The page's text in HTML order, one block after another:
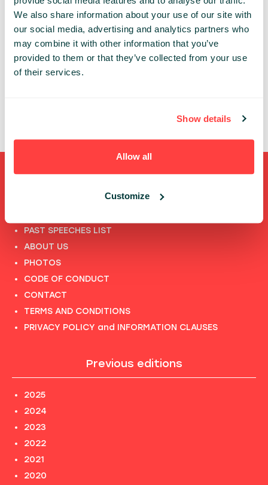
We also share information about your use of our site with
our social media, advertising and analytics partners who
may combine it with other information that you’ve
provided to them or that they’ve collected from your use
of their services.
Show details
Allow all
Customize
Share:
PAST PRESENTATIONS
KUBERNETES FUCKUP STORIES! NAUCZMY SIĘ NA
BŁĘDACH INNYCH
PAST SPEECHES LIST
ABOUT US
PHOTOS
CODE OF CONDUCT
CONTACT
TERMS AND CONDITIONS
PRIVACY POLICY and INFORMATION CLAUSES
Previous editions
2025
2024
2023
2022
2021
2020